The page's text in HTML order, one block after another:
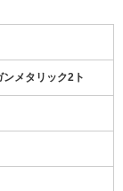
メタリック2ト